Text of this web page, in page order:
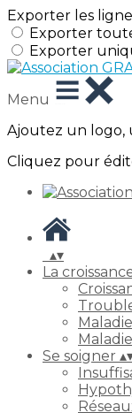
Exporter les
Exporter
Exporter
Menu
Ajoutez un logo,
Cliquez pour
▴▾
La
Se soigner ▴